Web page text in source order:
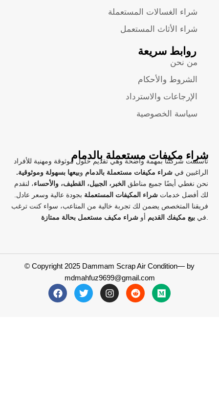
شراء الغسالات المستعملة
شراء الأثاث المستعمل
روابط سريعة
من نحن
الشروط والأحكام
الإرجاعات والاسترداد
سياسة الخصوصية
شراء مكيفات مستعملة بالدمام
تأسست شركتنا بمهمة واضحة وهي تقديم حلول موثوقة ومهنية للأفراد
الراغبين في شراء مكيفات مستعملة بالدمام وبيعها بسهولة وموثوقية.
نحن نغطي أيضًا جميع مناطق الخبر، الجبيل، القطيف، والأحساء، لنقدم
لك أفضل خدمات شراء المكيفات المستعملة بجودة عالية وسعر عادل.
فريقنا المتخصص يضمن لك تجربة خالية من المتاعب، سواء كنت ترغب
في بيع مكيفك القديم أو شراء مكيف مستعمل بحالة ممتازة
© Copyright 2025 Dammam Scrap Air Condition— by
mdmahfuz9699@gmail.com
F
a
T
w
I
n
R
e
M
e